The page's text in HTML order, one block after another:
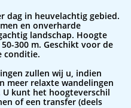
dag in heuvelachtig gebied.
en onverharde
landschap. Hoogte
300 m. Geschikt voor de
conditie.
zullen wij u, indien
meer relaxte wandelingen
kunt het hoogteverschil
of een transfer (deels